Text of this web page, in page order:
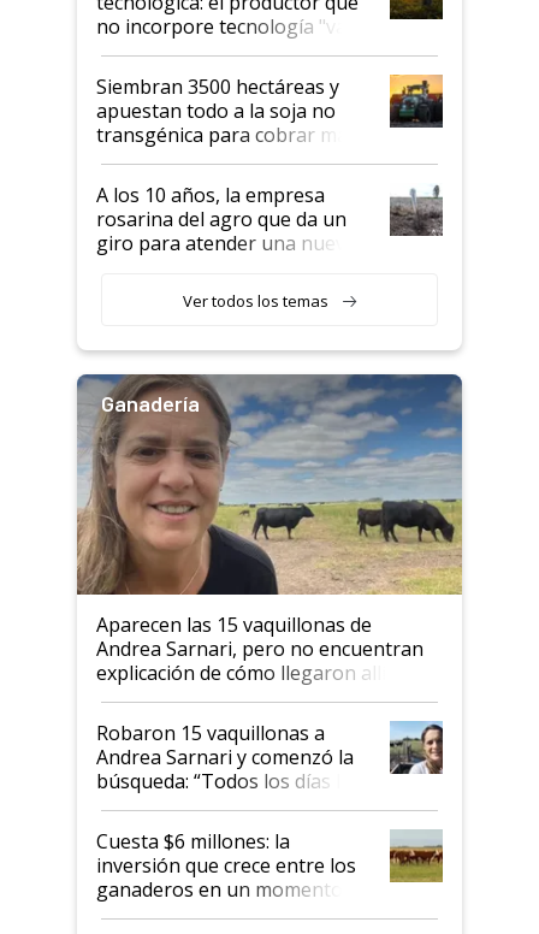
no incorpore tecnología "va a
perder el tren"
Siembran 3500 hectáreas y
apuestan todo a la soja no
transgénica para cobrar más
por tonelada: compraron un
semillero
A los 10 años, la empresa
rosarina del agro que da un
giro para atender una nueva
Ver todos los temas
Ganadería
Aparecen las 15 vaquillonas de
Andrea Sarnari, pero no encuentran
explicación de cómo llegaron allí
Robaron 15 vaquillonas a
Andrea Sarnari y comenzó la
búsqueda: “Todos los días le
toca a algún productor”
Cuesta $6 millones: la
inversión que crece entre los
ganaderos en un momento
histórico para la actividad